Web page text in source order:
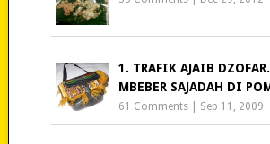
1. TRAFIK AJAIB
MBEBER SAJADAH DI
61 Comments Sep 11, 2009